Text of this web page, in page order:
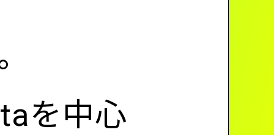
を中心